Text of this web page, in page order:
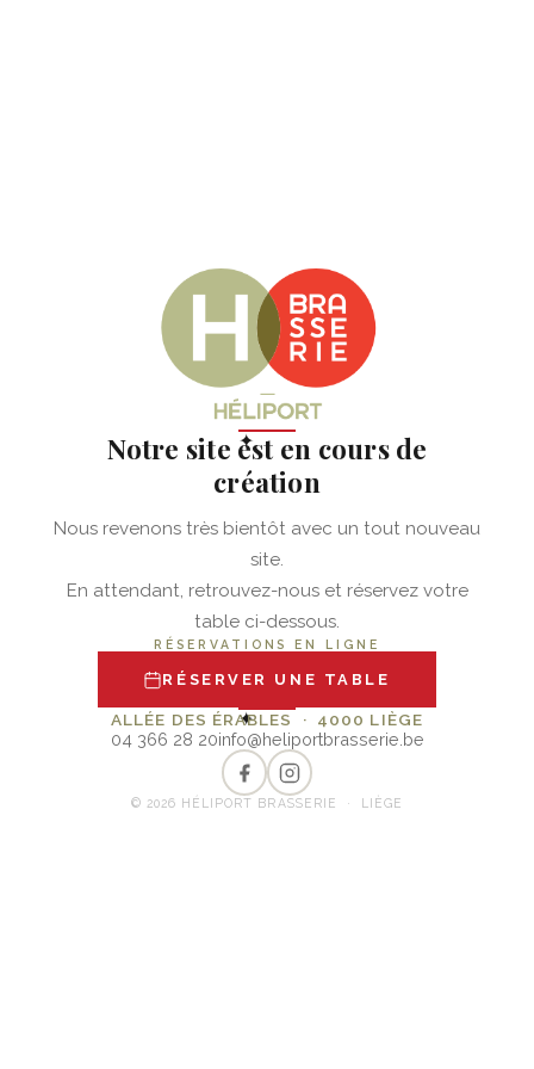
✦
Notre site est en cours de
création
Nous revenons très bientôt avec un tout nouveau
site.
En attendant, retrouvez-nous et réservez votre
table ci-dessous.
RÉSERVATIONS EN LIGNE
RÉSERVER UNE TABLE
✦
ALLÉE DES ÉRABLES · 4000 LIÈGE
04 366 28 20info@heliportbrasserie.be
© 2026 HÉLIPORT BRASSERIE · LIÈGE